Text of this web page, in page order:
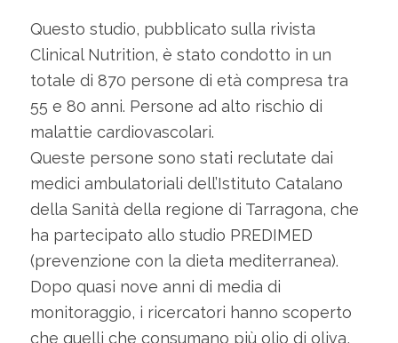
Questo studio, pubblicato sulla rivista
Clinical Nutrition, è stato condotto in un
totale di 870 persone di età compresa tra
55 e 80 anni. Persone ad alto rischio di
malattie cardiovascolari.
Queste persone sono stati reclutate dai
medici ambulatoriali dell’Istituto Catalano
della Sanità della regione di Tarragona, che
ha partecipato allo studio PREDIMED
(prevenzione con la dieta mediterranea).
Dopo quasi nove anni di media di
monitoraggio, i ricercatori hanno scoperto
che quelli che consumano più olio di oliva,